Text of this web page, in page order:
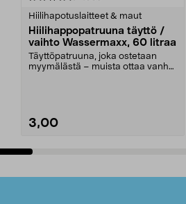
Hiilihapotuslaitteet & maut
Hiilihappopatruuna täyttö /
vaihto Wassermaxx, 60 litraa
Täyttöpatruuna, joka ostetaan
myymälästä – muista ottaa vanha
3,00